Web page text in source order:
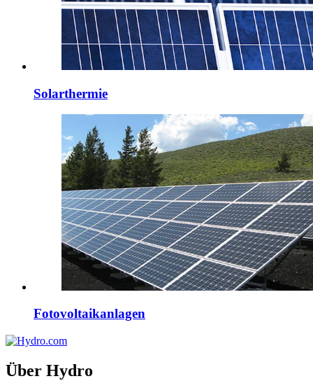
Solarthermie
Fotovoltaikanlagen
Über Hydro